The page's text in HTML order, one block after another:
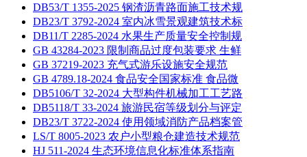
DB53/T 1355-2025 钢渣沥青路面施工技术规
DB23/T 3792-2024 室内冰雪景观建筑技术标
DB11/T 2285-2024 水果生产质量安全控制规
GB 43284-2023 限制商品过度包装要求 生鲜
GB 37219-2023 充气式游乐设施安全规范
GB 4789.18-2024 食品安全国家标准 食品微
DB5106/T 32-2024 大型构件机械加工工艺路
DB5118/T 33-2024 旅游民宿等级划分与评定
DB23/T 3722-2024 使用领域消防产品档案管
LS/T 8005-2023 农户小型粮仓建造技术规范
HJ 511-2024 生态环境信息化标准体系指南